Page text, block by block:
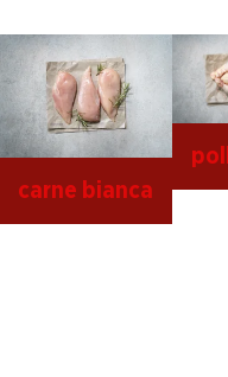
carne bianca